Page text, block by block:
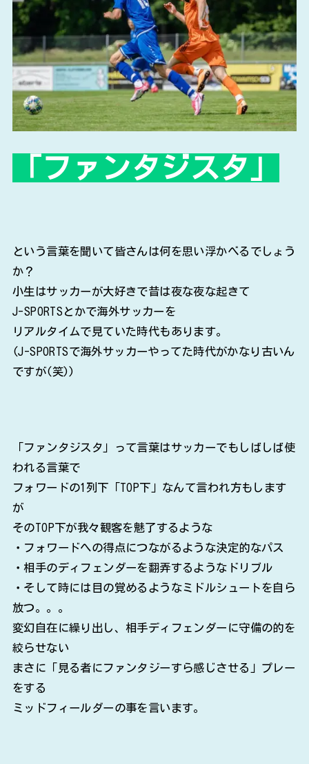
「ファンタジスタ」
という言葉を聞いて皆さんは何を思い浮かべるでしょう
か？
小生はサッカーが大好きで昔は夜な夜な起きて
J-SPORTSとかで海外サッカーを
リアルタイムで見ていた時代もあります。
(J-SPORTSで海外サッカーやってた時代がかなり古いん
ですが(笑))
「ファンタジスタ」って言葉はサッカーでもしばしば使
われる言葉で
フォワードの1列下「TOP下」なんて言われ方もします
が
そのTOP下が我々観客を魅了するような
・フォワードへの得点につながるような決定的なパス
・相手のディフェンダーを翻弄するようなドリブル
・そして時には目の覚めるようなミドルシュートを自ら
放つ。。。
変幻自在に繰り出し、相手ディフェンダーに守備の的を
絞らせない
まさに「見る者にファンタジーすら感じさせる」プレー
をする
ミッドフィールダーの事を言います。